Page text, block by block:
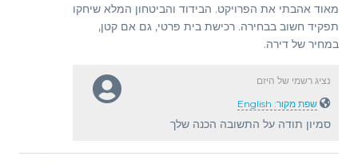
מאוד אהבתי את הפרויקט. הבידוד והביטחון המלא שיחקו
תפקיד חשוב בבחירה. רכישת בית פרטי, גם אם קטן,
במחיר של דירה.
נציג רשמי של היזם
שפת מקור: English
סמיון תודה על התשובה הכנה שלך